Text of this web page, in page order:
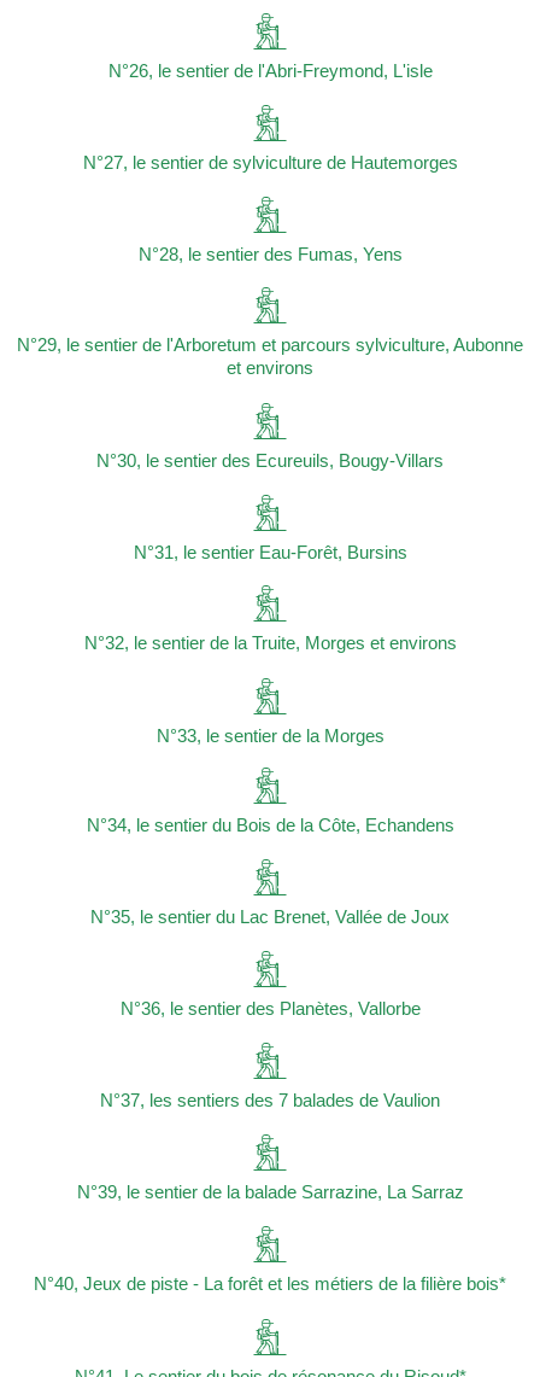
N°26, le sentier de l'Abri-Freymond, L'isle
N°27, le sentier de sylviculture de Hautemorges
N°28, le sentier des Fumas, Yens
N°29, le sentier de l'Arboretum et parcours sylviculture, Aubonne
et environs
N°30, le sentier des Ecureuils, Bougy-Villars
N°31, le sentier Eau-Forêt, Bursins
N°32, le sentier de la Truite, Morges et environs
N°33, le sentier de la Morges
N°34, le sentier du Bois de la Côte, Echandens
N°35, le sentier du Lac Brenet, Vallée de Joux
N°36, le sentier des Planètes, Vallorbe
N°37, les sentiers des 7 balades de Vaulion
N°39, le sentier de la balade Sarrazine, La Sarraz
N°40, Jeux de piste - La forêt et les métiers de la filière bois*